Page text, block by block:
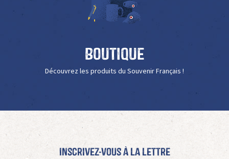
Boutique
Découvrez les produits du Souvenir Français !
Inscrivez-vous à La Lettre